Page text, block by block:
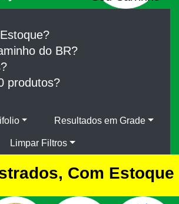
do BR?
produtos?
Resultados em Grade
Limpar Filtros
Com